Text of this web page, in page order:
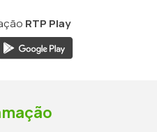
RTP Play